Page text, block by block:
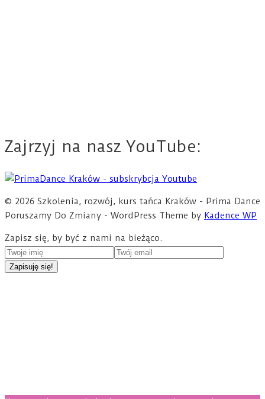
Zajrzyj na nasz YouTube:
© 2026 Szkolenia, rozwój, kurs tańca Kraków - Prima Dance
Poruszamy Do Zmiany - WordPress Theme by Kadence WP
Zapisz się, by być z nami na bieżąco.